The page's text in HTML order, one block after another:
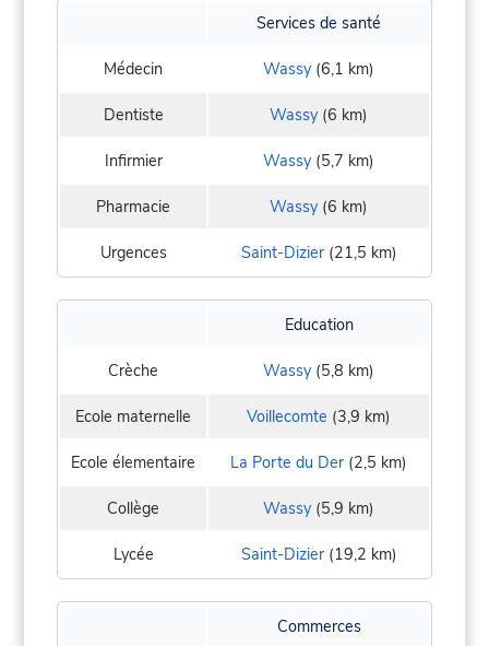
Services de santé
Médecin Wassy (6,1 km)
Dentiste Wassy (6 km)
Infirmier Wassy (5,7 km)
Pharmacie Wassy (6 km)
Urgences Saint-Dizier(21,5 km)
Education
Crèche Wassy (5,8 km)
Ecole maternelle Voillecomte (3,9 km)
Ecole élementaire La Porte du Der (2,5 km)
Collège Wassy (5,9 km)
Lycée Saint-Dizier(19,2 km)
Commerces